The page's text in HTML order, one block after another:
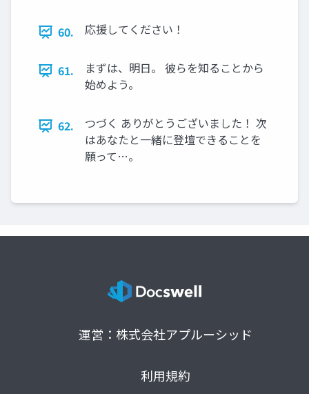
60. 応援してください！
61.
まずは、明日。 彼らを知ることから
始めよう。
62.
つづく ありがとうございました！ 次
はあなたと一緒に登壇できることを
願って…。
運営：株式会社アプルーシッド
利用規約